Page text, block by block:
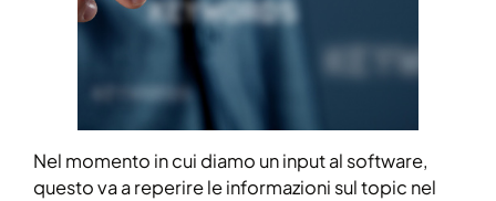
Nel momento in cui diamo un input al software,
questo va a reperire le informazioni sul topic nel